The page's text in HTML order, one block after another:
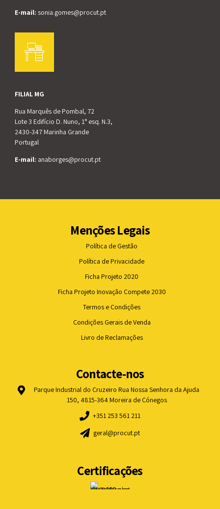
E-mail: sonia.gomes@procut.pt
FILIAL MG
Rua Marquês de Pombal, 72
Lote 3 Edifício D. Nuno, 1° esq. N.3,
2430-347 Marinha Grande
Portugal
E-mail: anaborges@procut.pt
Menções Legais
Política de Gestão
Política de Privacidade
Ficha Projeto 2020
Ficha Projeto Inovação Compete 2030
Termos e Condições
Condições Gerais de Venda
Livro de Reclamações
Contacte-nos
Parque Industrial do Cruzeiro Rua Nossa Senhora da Ajuda
150, 4815-364 Moreira de Cónegos
+351 253 561 211
geral@procut.pt
Certificações